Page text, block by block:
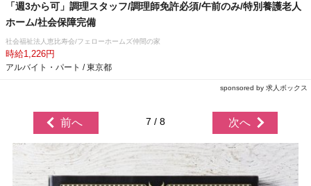
「週3から可」調理スタッフ/調理師免許必須/午前のみ/特別養護老人
ホーム/社会保障完備
社会福祉法人恵比寿会/フェローホームズ仲間の家
時給1,226円
アルバイト・パート / 東京都
sponsored by 求人ボックス
前へ 7 / 8 次へ